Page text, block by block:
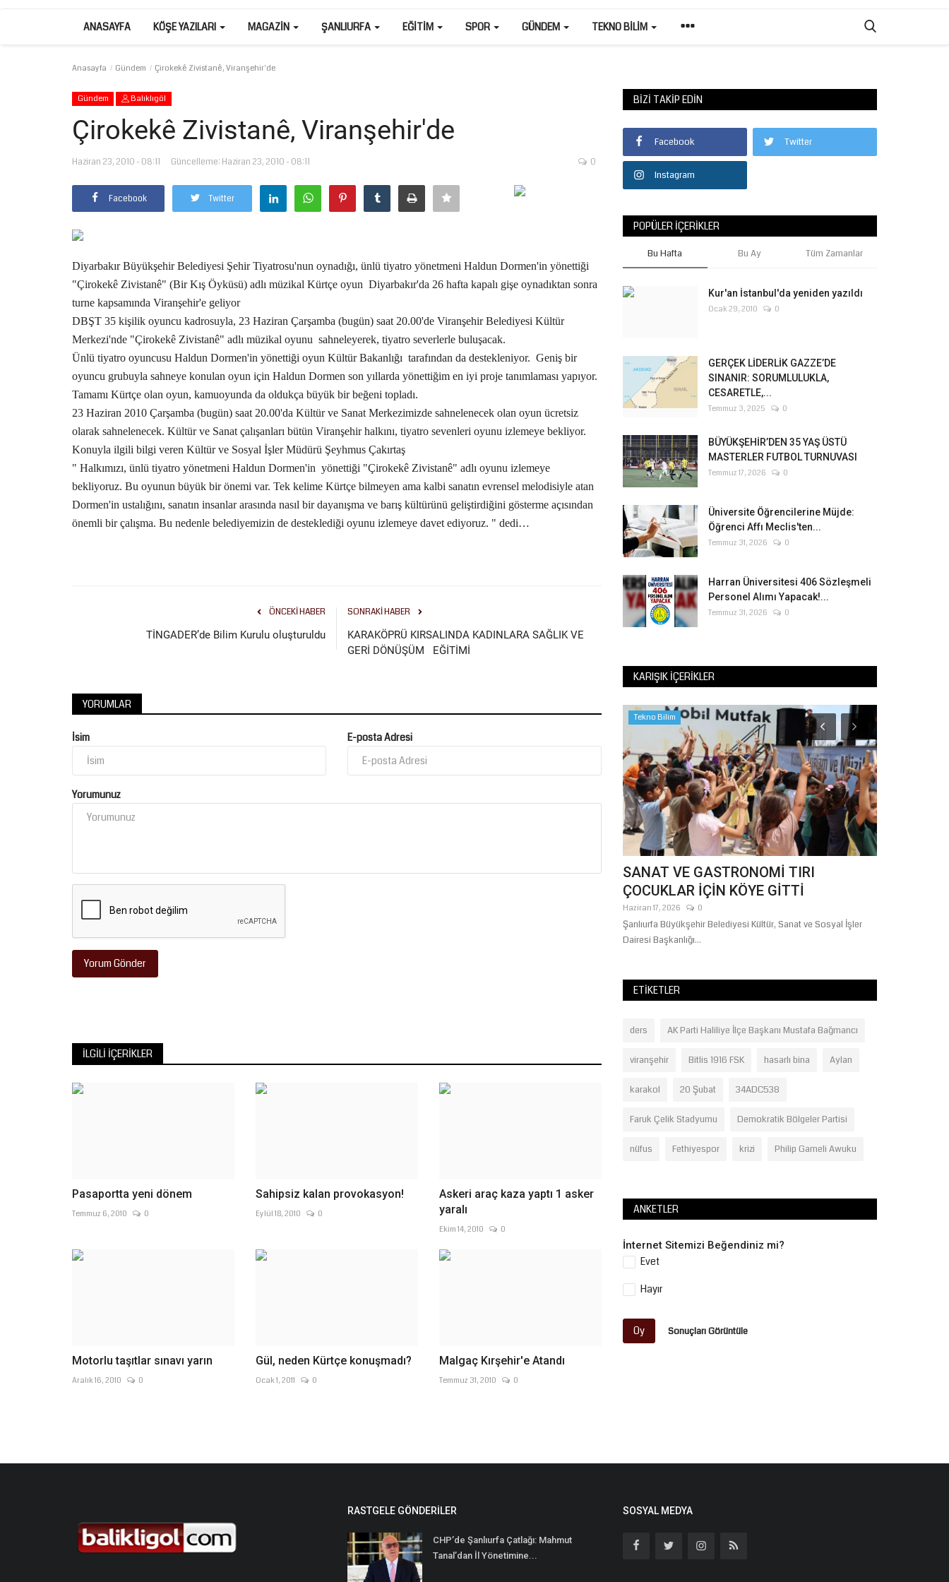
ANASAYFA KÖŞE YAZILARI MAGAZIN ŞANLIURFA EĞITIM SPOR GÜNDEM TEKNO BILIM
Anasayfa Gündem Çirokekê Zivistanê, Viranşehir'de
Gündem Balıklıgöl
Çirokekê Zivistanê, Viranşehir'de
Haziran 23, 2010 - 08:11 Güncelleme: Haziran 23, 2010 - 08:11 0
Facebook Twitter
Diyarbakır Büyükşehir Belediyesi Şehir Tiyatrosu'nun oynadığı, ünlü tiyatro yönetmeni Haldun Dormen'in yönettiği
"Çirokekê Zivistanê" (Bir Kış Öyküsü) adlı müzikal Kürtçe oyun Diyarbakır'da 26 hafta kapalı gişe oynadıktan sonra
turne kapsamında Viranşehir'e geliyor
DBŞT 35 kişilik oyuncu kadrosuyla, 23 Haziran Çarşamba (bugün) saat 20.00'de Viranşehir Belediyesi Kültür
Merkezi'nde "Çirokekê Zivistanê" adlı müzikal oyunu sahneleyerek, tiyatro severlerle buluşacak.
Ünlü tiyatro oyuncusu Haldun Dormen'in yönettiği oyun Kültür Bakanlığı tarafından da destekleniyor. Geniş bir
oyuncu grubuyla sahneye konulan oyun için Haldun Dormen son yıllarda yönettiğim en iyi proje tanımlaması yapıyor.
Tamamı Kürtçe olan oyun, kamuoyunda da oldukça büyük bir beğeni topladı.
23 Haziran 2010 Çarşamba (bugün) saat 20.00'da Kültür ve Sanat Merkezimizde sahnelenecek olan oyun ücretsiz
olarak sahnelenecek. Kültür ve Sanat çalışanları bütün Viranşehir halkını, tiyatro sevenleri oyunu izlemeye bekliyor.
Konuyla ilgili bilgi veren Kültür ve Sosyal İşler Müdürü Şeyhmus Çakırtaş
" Halkımızı, ünlü tiyatro yönetmeni Haldun Dormen'in yönettiği "Çirokekê Zivistanê" adlı oyunu izlemeye
bekliyoruz. Bu oyunun büyük bir önemi var. Tek kelime Kürtçe bilmeyen ama kalbi sanatın evrensel melodisiyle atan
Dormen'in ustalığını, sanatın insanlar arasında nasıl bir dayanışma ve barış kültürünü geliştirdiğini gösterme açısından
önemli bir çalışma. Bu nedenle belediyemizin de desteklediği oyunu izlemeye davet ediyoruz. " dedi…
ÖNCEKI HABER
TİNGADER’de Bilim Kurulu oluşturuldu
SONRAKI HABER
KARAKÖPRÜ KIRSALINDA KADINLARA SAĞLIK VE
GERİ DÖNÜŞÜM EĞİTİMİ
YORUMLAR
İsim E-posta Adresi
Yorumunuz
Yorum Gönder
İLGILI İÇERIKLER
Pasaportta yeni dönem
Temmuz 6, 2010 0
Sahipsiz kalan provokasyon!
Eylül 18, 2010 0
Askeri araç kaza yaptı 1 asker
yaralı
Ekim 14, 2010 0
Motorlu taşıtlar sınavı yarın
Aralık 16, 2010 0
Gül, neden Kürtçe konuşmadı?
Ocak 1, 2011 0
Malgaç Kırşehir'e Atandı
Temmuz 31, 2010 0
BIZI TAKIP EDIN
Facebook Twitter
Instagram
POPÜLER İÇERIKLER
Bu Hafta Bu Ay Tüm Zamanlar
Kur'an İstanbul'da yeniden yazıldı
Ocak 29, 2010 0
GERÇEK LİDERLİK GAZZE’DE
SINANIR: SORUMLULUKLA,
CESARETLE,...
Temmuz 3, 2025 0
BÜYÜKŞEHİR’DEN 35 YAŞ ÜSTÜ
MASTERLER FUTBOL TURNUVASI
Temmuz 17, 2026 0
Üniversite Öğrencilerine Müjde:
Öğrenci Affı Meclis'ten...
Temmuz 31, 2026 0
Harran Üniversitesi 406 Sözleşmeli
Personel Alımı Yapacak!...
Temmuz 31, 2026 0
KARIŞIK İÇERIKLER
Spor
Şanlıurfaspor’da Transfer Rüzgârı: Bolu
Kampında Toplu...
Ağustos 5, 2026
Yeni sezon hazırlıklarını Bolu Termal Otel’de sürdüren
Şanlıurfaspor, kadrosuna...
Yaşam
Başkan Gülpınar’ın Talimatıyla Hilvan’ın
Tekno Bilim
SANAT VE GASTRONOMİ TIRI
ÇOCUKLAR İÇİN KÖYE GİTTİ
Haziran 17, 2026 0
Şanlıurfa Büyükşehir Belediyesi Kültür, Sanat ve Sosyal İşler
Dairesi Başkanlığı...
ETIKETLER
ders AK Parti Haliliye İlçe Başkanı Mustafa Bağmancı
viranşehir Bitlis 1916 FSK hasarlı bina Aylan
karakol 20 Şubat 34ADC538
Faruk Çelik Stadyumu Demokratik Bölgeler Partisi
nüfus Fethiyespor krizi Philip Gameli Awuku
ANKETLER
İnternet Sitemizi Beğendiniz mi?
Evet
Hayır
Oy Sonuçları Görüntüle
RASTGELE GÖNDERILER
CHP’de Şanlıurfa Çatlağı: Mahmut
Tanal’dan İl Yönetimine...
SOSYAL MEDYA